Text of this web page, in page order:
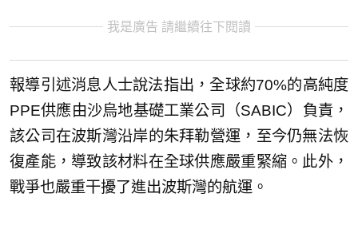
我是廣告 請繼續往下閱讀
報導引述消息人士說法指出，全球約70%的高純度
PPE供應由沙烏地基礎工業公司（SABIC）負責，
該公司在波斯灣沿岸的朱拜勒營運，至今仍無法恢
復產能，導致該材料在全球供應嚴重緊縮。此外，
戰爭也嚴重干擾了進出波斯灣的航運。